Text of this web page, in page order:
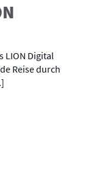
LION Digital
Reise durch